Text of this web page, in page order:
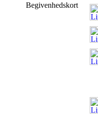
Begivenhedskort